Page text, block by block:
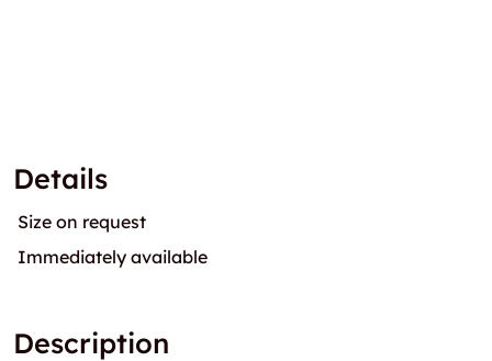
Details
Size on request
Immediately available
Description